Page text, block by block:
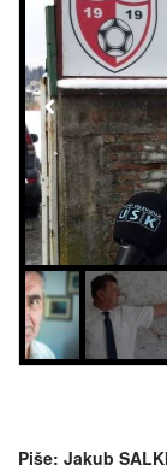
Piše: Jakub